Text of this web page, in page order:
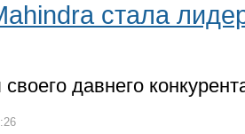
стала
давнего